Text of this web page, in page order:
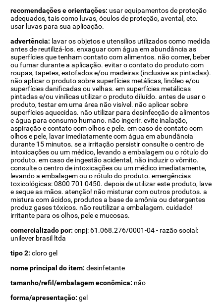
recomendações e orientações: usar equipamentos de proteção
adequados, tais como luvas, óculos de proteção, avental, etc.
usar luvas para sua aplicação.
advertência: lavar os objetos e utensílios utilizados como medida
antes de reutilizá-los. enxaguar com água em abundância as
superfícies que tenham contato com alimentos. não comer, beber
ou fumar durante a aplicação. evitar o contato do produto com
roupas, tapetes, estofados e/ou madeiras (inclusive as pintadas).
não aplicar o produto sobre superfícies metálicas, linóleo e/ou
superfícies danificadas ou velhas. em superfícies metálicas
pintadas e/ou vinílicas utilizar o produto diluído. antes de usar o
produto, testar em uma área não visível. não aplicar sobre
superfícies aquecidas. não utilizar para desinfecção de alimentos
e água para consumo humano. não ingerir. evite inalação,
aspiração e contato com olhos e pele. em caso de contato com
olhos e pele, lavar imediatamente com água em abundância
durante 15 minutos. se a irritação persistir consulte o centro de
intoxicações ou um médico, levando a embalagem ou o rótulo do
produto. em caso de ingestão acidental, não induzir o vômito.
consulte o centro de intoxicações ou um médico imediatamente,
levando a embalagem ou o rótulo do produto. emergências
toxicológicas: 0800 701 0450. depois de utilizar este produto, lave
e seque as mãos. atenção! não misturar com outros produtos. a
mistura com ácidos, produtos a base de amônia ou detergentes
produz gases tóxicos. não reutilizar a embalagem. cuidado!
irritante para os olhos, pele e mucosas.
comercializado por: cnpj: 61.068.276/0001-04 - razão social:
unilever brasil ltda
tipo 2: cloro gel
nome principal do item: desinfetante
tamanho/refil/embalagem econômica: não
forma/apresentação: gel